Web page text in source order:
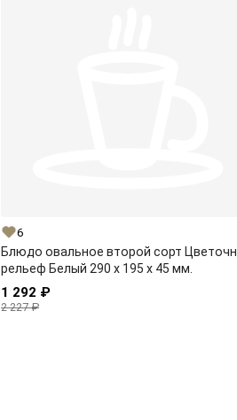
6
Блюдо овальное второй сорт
рельеф Белый 290 x 195 x 45 мм.
1 292 ₽
2 227 ₽